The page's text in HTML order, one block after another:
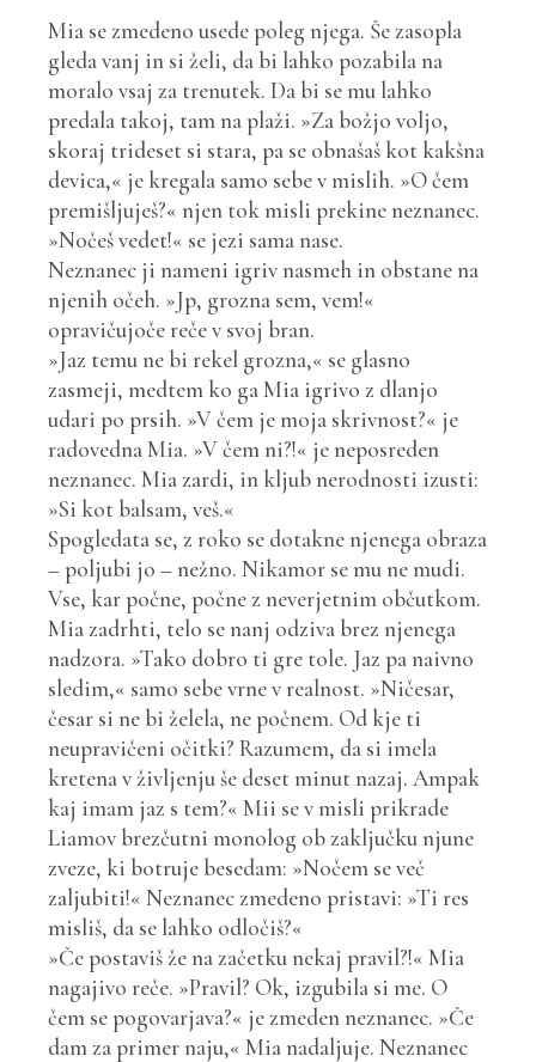
Mia se zmedeno usede poleg njega. Še zasopla
gleda vanj in si želi, da bi lahko pozabila na
moralo vsaj za trenutek. Da bi se mu lahko
predala takoj, tam na plaži. »Za božjo voljo,
skoraj trideset si stara, pa se obnašaš kot kakšna
devica,« je kregala samo sebe v mislih. »O čem
premišljuješ?« njen tok misli prekine neznanec.
»Nočeš vedet!« se jezi sama nase.
Neznanec ji nameni igriv nasmeh in obstane na
njenih očeh. »Jp, grozna sem, vem!«
opravičujoče reče v svoj bran.
»Jaz temu ne bi rekel grozna,« se glasno
zasmeji, medtem ko ga Mia igrivo z dlanjo
udari po prsih. »V čem je moja skrivnost?« je
radovedna Mia. »V čem ni?!« je neposreden
neznanec. Mia zardi, in kljub nerodnosti izusti:
»Si kot balsam, veš.«
Spogledata se, z roko se dotakne njenega obraza
– poljubi jo – nežno. Nikamor se mu ne mudi.
Vse, kar počne, počne z neverjetnim občutkom.
Mia zadrhti, telo se nanj odziva brez njenega
nadzora. »Tako dobro ti gre tole. Jaz pa naivno
sledim,« samo sebe vrne v realnost. »Ničesar,
česar si ne bi želela, ne počnem. Od kje ti
neupravičeni očitki? Razumem, da si imela
kretena v življenju še deset minut nazaj. Ampak
kaj imam jaz s tem?« Mii se v misli prikrade
Liamov brezčutni monolog ob zaključku njune
zveze, ki botruje besedam: »Nočem se več
zaljubiti!« Neznanec zmedeno pristavi: »Ti res
misliš, da se lahko odločiš?«
»Če postaviš že na začetku nekaj pravil?!« Mia
nagajivo reče. »Pravil? Ok, izgubila si me. O
čem se pogovarjava?« je zmeden neznanec. »Če
dam za primer naju,« Mia nadaljuje. Neznanec